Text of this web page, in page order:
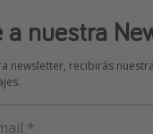
a nuestra
newsletter, recibirás